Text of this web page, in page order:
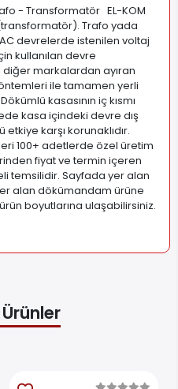
- Transformatör EL-KOM
Trafo yada
devrelerde istenilen voltaj
kullanılan devre
diğer markalardan ayıran
ile tamamen yerli
kasasının iç kısmı
kasa içindeki devre dış
karşı korunaklıdır.
100+ adetlerde özel üretim
fiyat ve termin içeren
temsilidir. Sayfada yer alan
alan dökümandam ürüne
boyutlarına ulaşabilirsiniz.